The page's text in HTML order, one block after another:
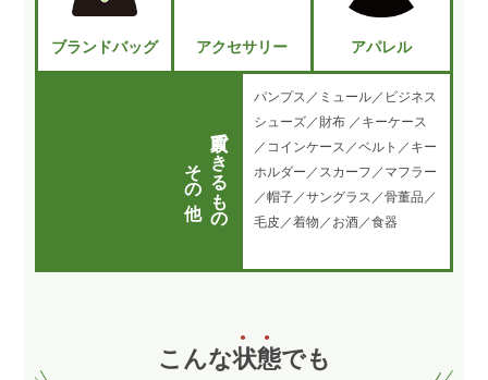
ブランドバッグ アクセサリー アパレル
買取できるもの
その他
パンプス／ミュール／ビジネス
シューズ／財布 ／キーケース
／コインケース／ベルト／キー
ホルダー／スカーフ／マフラー
／帽子／サングラス／骨董品／
毛皮／着物／お酒／食器
こんな状態でも